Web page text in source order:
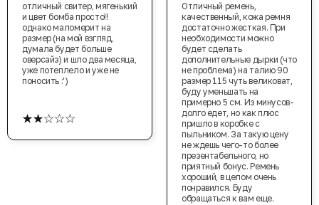
отличный свитер, мягенький
и цвет бомба просто!!
однако маломерит на
размер (на мой взгляд,
думала будет больше
оверсайз) и шло два месяца,
уже потеплело и уже не
поносить :')
★★☆☆☆
Отличный ремень,
качественный, кожа ремня
достаточно жесткая. При
необходимости можно
будет сделать
дополнительные дырки (что
не проблема) на талию 90
размер 115 чуть великоват,
буду уменьшать на
примерно 5 см. Из минусов-
долго едет, но как плюс
пришло в коробке с
пыльником. За такую цену
не ждешь чего-то более
презентабельного, но
приятный бонус. Ремень
хороший, в целом очень
понравился. Буду
обращаться к вам еще.